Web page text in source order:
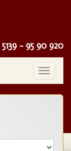
- 95 90 920
Toggle